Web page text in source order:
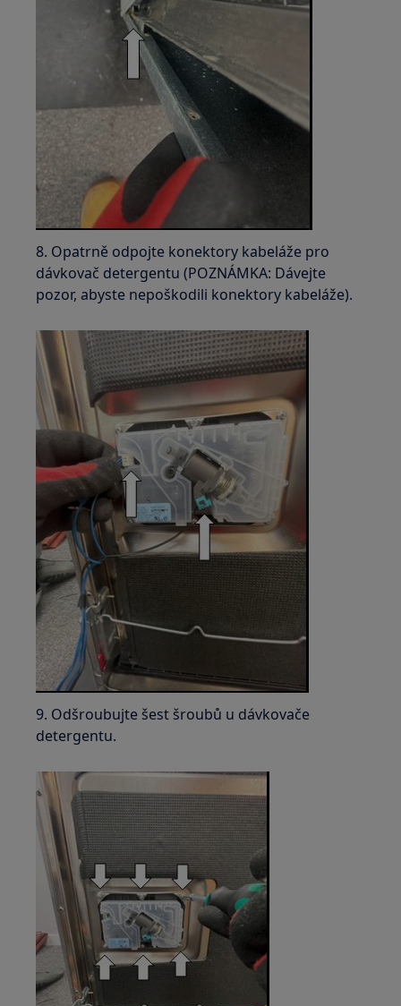
8. Opatrně odpojte konektory kabeláže pro
dávkovač detergentu (POZNÁMKA: Dávejte
pozor, abyste nepoškodili konektory kabeláže).
9. Odšroubujte šest šroubů u dávkovače
detergentu.